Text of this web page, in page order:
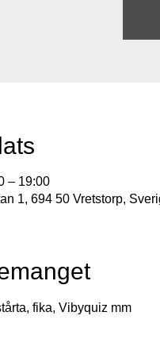
– 19:00
1, 694 50 Vretstorp,
fika, Vibyquiz mm